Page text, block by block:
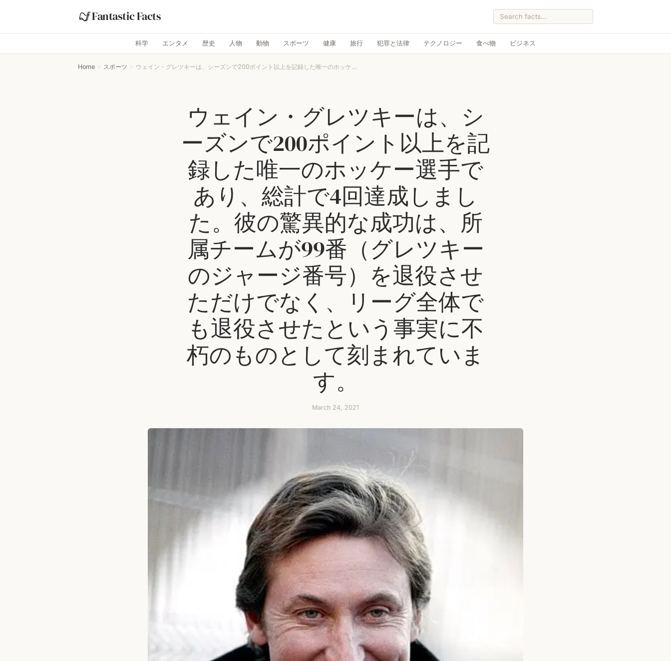
Fantastic Facts
科学 エンタメ 歴史 人物 動物 スポーツ 健康 旅行 犯罪と法律 テクノロジー 食べ物 ビジネス
Home › スポーツ › ウェイン・グレツキーは、シーズンで200ポイント以上を記録した唯一のホッケ...
ウェイン・グレツキーは、シ
ーズンで200ポイント以上を記
録した唯一のホッケー選手で
あり、総計で4回達成しまし
た。彼の驚異的な成功は、所
属チームが99番（グレツキー
のジャージ番号）を退役させ
ただけでなく、リーグ全体で
も退役させたという事実に不
朽のものとして刻まれていま
す。
March 24, 2021